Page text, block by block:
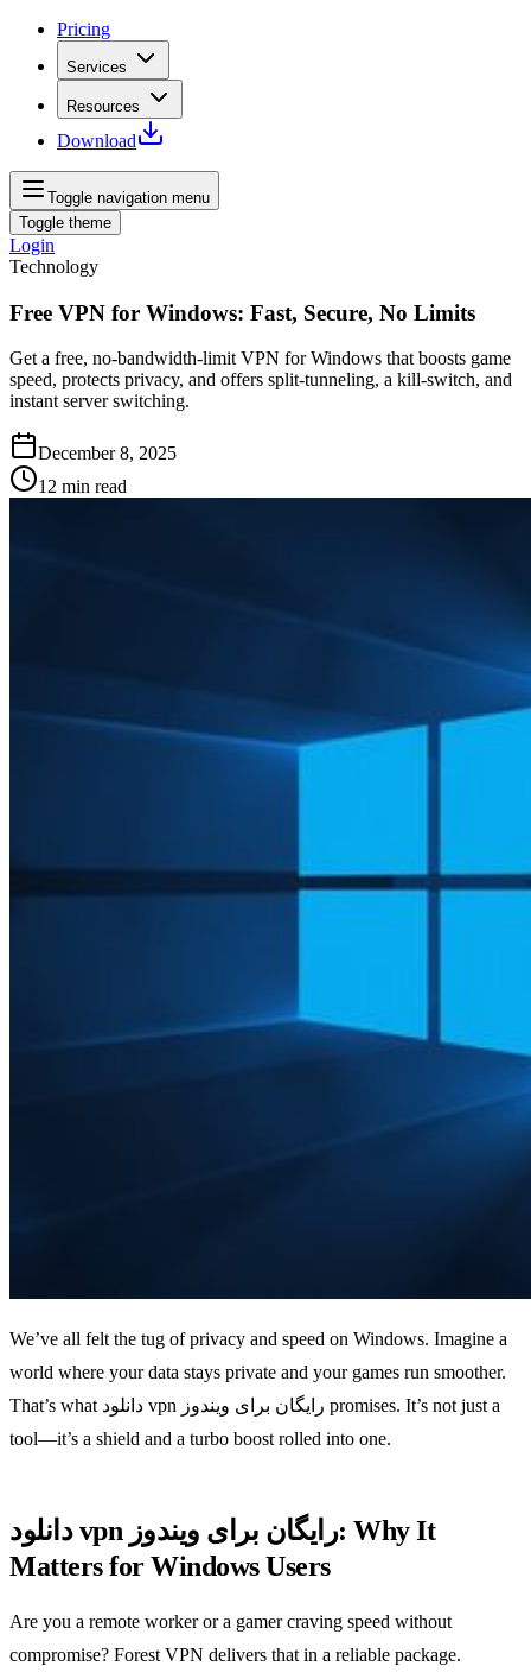
Pricing
Services
Resources
Download
Toggle navigation menu
Toggle theme
Login
Technology
Free VPN for Windows: Fast, Secure, No Limits
Get a free, no‑bandwidth‑limit VPN for Windows that boosts game
speed, protects privacy, and offers split‑tunneling, a kill‑switch, and
instant server switching.
December 8, 2025
12 min read
We’ve all felt the tug of privacy and speed on Windows. Imagine a
world where your data stays private and your games run smoother.
That’s what دانلود vpn رایگان برای ویندوز promises. It’s not just a
tool—it’s a shield and a turbo boost rolled into one.
دانلود vpn رایگان برای ویندوز: Why It
Matters for Windows Users
Are you a remote worker or a gamer craving speed without
compromise? Forest VPN delivers that in a reliable package.